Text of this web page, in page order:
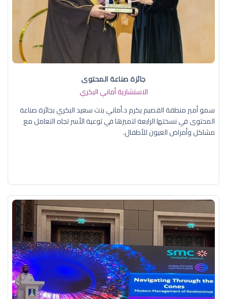
جائزة صناعة المحتوى
الاستشارية أماني البكري
سمو أمير منطقة القصيم يكرم د.أماني بنت سعيد البكري بجائزة صناعة
المحتوى في نسختها الرابعة لتميزها في توعية الأسر تجاه التعامل مع
مشاكل وأمراض العيون للأطفال.